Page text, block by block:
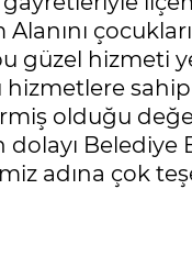
Alanını
güzel hizmeti
hizmetlere
olduğu
Belediye
adına çok